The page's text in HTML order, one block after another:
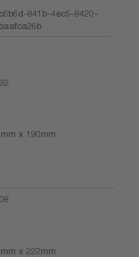
841b-4ec5-8420-
x 190mm
x 222mm